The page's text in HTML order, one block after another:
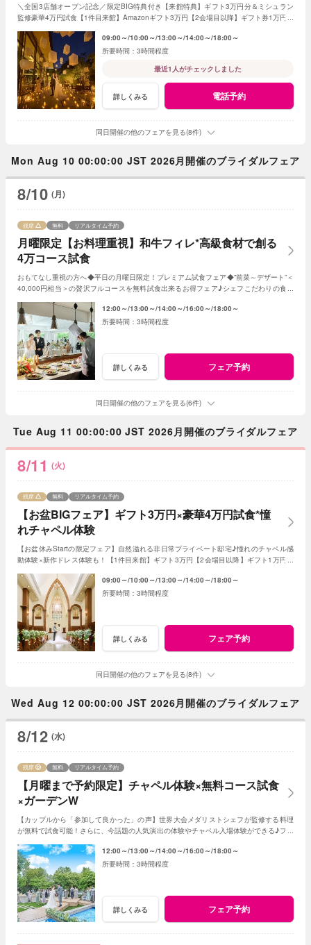
＼全国3店舗オープン記念／限定BIG特典付き【来館特典】ギフト3万円分＆ミシュラン
監修豪華4万円試食【1件目来館】Amazonギフト3万円【2会場目以降】ギフト券1万円プ
09:00～ 10:00～ 13:00～ 14:00～ 18:00～
3時間程度
最近1人がチェックしました
詳しくみる 電話予約
同日開催の他のフェアを見る(8件)
Mon Aug 10 00:00:00 JST 2026月開催のブライダルフェア
8/10 (月)
月曜限定【お料理重視】和牛フィレ*高級食材で創る
4万コース試食
残席 無料 リアルタイム予約
おもてなし重視の方へ◆平日の月曜日限定！プレミアム試食フェア◆”前菜～デザート”＜
40,000円相当＞の贅沢フルコースを無料試食出来るお得フェア♪シェフこだわりの食材
12:00～ 13:00～ 14:00～ 16:00～ 18:00～
3時間程度
詳しくみる フェア予約
同日開催の他のフェアを見る(6件)
Tue Aug 11 00:00:00 JST 2026月開催のブライダルフェア
8/11 (火)
【お盆BIGフェア】ギフト3万円×豪華4万円試食*憧
れチャペル体験
残席 無料 リアルタイム予約
【お盆休みStartの限定フェア】自然溢れる非日常プライベート邸宅♪憧れのチャペル感
動体験×新作ドレス体験も！【1件目来館】ギフト3万円【2会場目以降】ギフト1万円プ
09:00～ 10:00～ 13:00～ 14:00～ 18:00～
3時間程度
詳しくみる フェア予約
同日開催の他のフェアを見る(8件)
Wed Aug 12 00:00:00 JST 2026月開催のブライダルフェア
8/12 (水)
【月曜まで予約限定】チャペル体験×無料コース試食
×ガーデンW
残席 無料 リアルタイム予約
【カップルから「参加して良かった」の声】世界大会メダリストシェフが監修する料理
が無料で試食可能！さらに、今話題の人気演出の体験やチャペル入場体験ができる♪フェ
12:00～ 13:00～ 14:00～ 16:00～ 18:00～
3時間程度
詳しくみる フェア予約